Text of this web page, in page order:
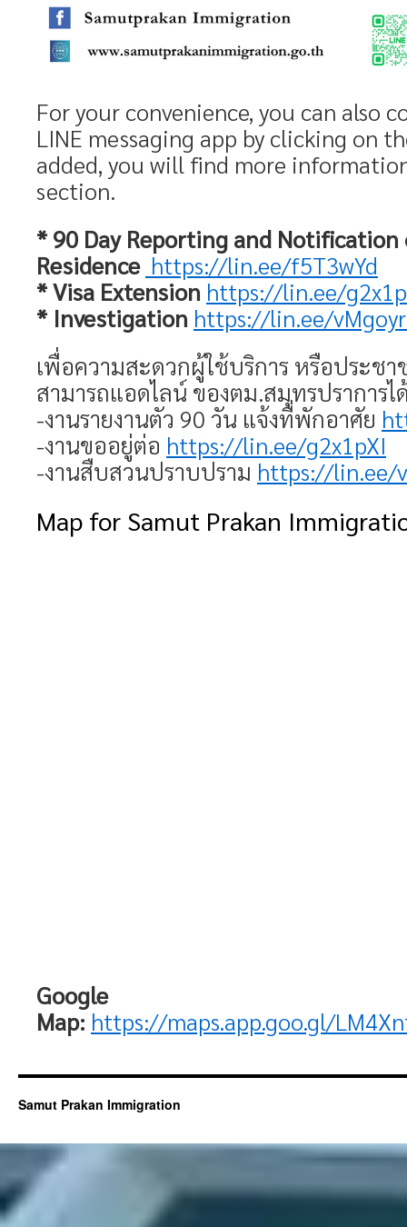
For your convenience, you can also
LINE messaging app by clicking on
added, you will find more
section.
* 90 Day Reporting and Notification
Residence https://lin.ee/f5T3wYd
* Visa Extension https://lin.ee/
* Investigation https://lin.ee/
เพื่อความสะดวกผู้ใช้บริการ หรือประช
สามารถแอดไลน์ ของตม.สมุทรปราการไ
-งานรายงานตัว 90 วัน แจ้งที่พักอาศัย
-งานขออยู่ต่อ https://lin.ee/g2x1pXI
-งานสืบสวนปราบปราม https://lin.ee/
Map for Samut Prakan
Google
Map: https://maps.app.goo.gl/
Samut Prakan Immigration